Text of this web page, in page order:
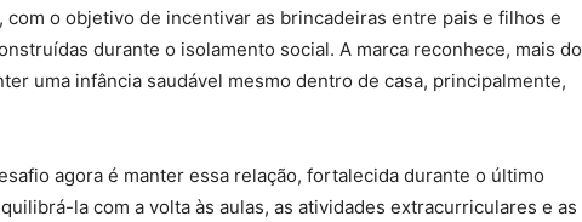
com o objetivo de incentivar as brincadeiras entre pais e filhos e
durante o isolamento social. A marca reconhece, mais do
uma infância saudável mesmo dentro de casa, principalmente,
agora é manter essa relação, fortalecida durante o último
la com a volta às aulas, as atividades extracurriculares e as